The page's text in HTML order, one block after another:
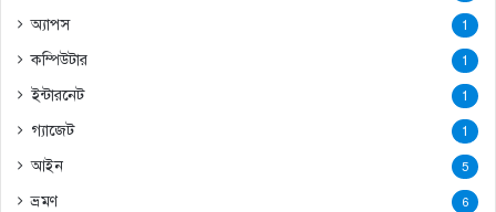
অ্যাপস 1
কম্পিউটার 1
ইন্টারনেট 1
গ্যাজেট 1
আইন 5
ভ্রমণ 6